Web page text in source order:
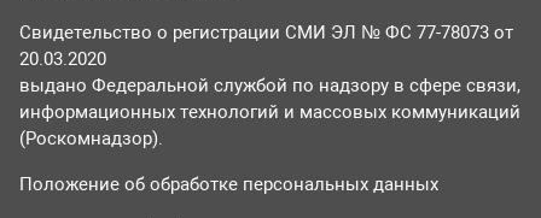
Свидетельство о регистрации СМИ ЭЛ № ФС 77-78073 от
20.03.2020
выдано Федеральной службой по надзору в сфере связи,
информационных технологий и массовых коммуникаций
(Роскомнадзор).
Положение об обработке персональных данных